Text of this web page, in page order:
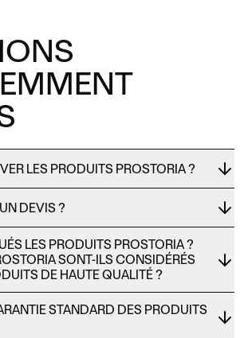
LES PRODUITS PROSTORIA ?
DEVIS ?
LES PRODUITS PROSTORIA ?
SONT-ILS CONSIDÉRÉS
DE HAUTE QUALITÉ ?
STANDARD DES PRODUITS